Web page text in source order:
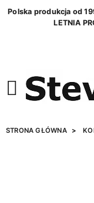
Polska produkcja od
LETNIA
STRONA GŁÓWNA